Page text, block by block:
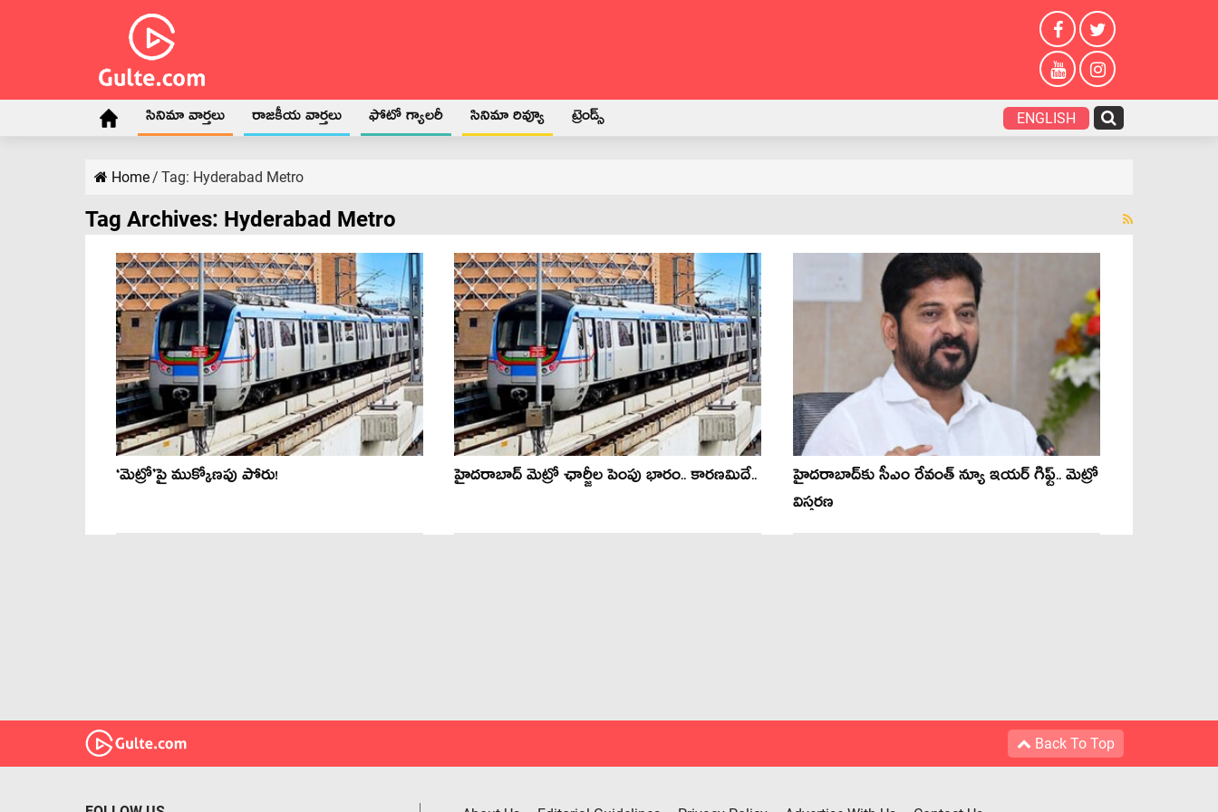
సినిమా వార్తలు రాజకీయ వార్తలు ఫోటో గ్యాలరీ సినిమా రివ్యూ ట్రెండ్స్ ENGLISH
Home/ Tag: Hyderabad Metro
Tag Archives: Hyderabad Metro
‘మెట్రో’పై ముక్కోణపు పోరు! హైదరాబాద్ మెట్రో ఛార్జీల పెంపు భారం.. కారణమిదే..
హైద‌రాబాద్‌కు సీఎం రేవంత్ న్యూ ఇయ‌ర్ గిఫ్ట్‌.. మెట్రో
విస్త‌ర‌ణ‌
Back To Top